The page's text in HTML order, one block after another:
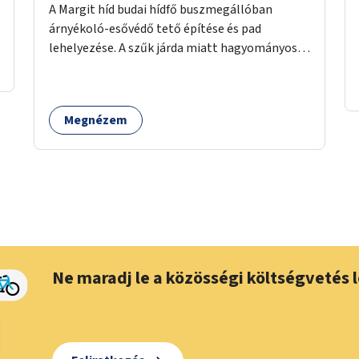
A Margit híd budai hídfő buszmegállóban
árnyékoló-esővédő tető építése és pad
lehelyezése. A szűk járda miatt hagyományos
Megnézem
Ne maradj le a közösségi